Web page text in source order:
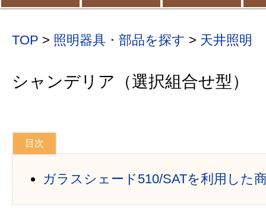
TOP > 照明器具・部品を探す > 天井照明
シャンデリア（選択組合せ型）
ガラスシェード510/SATを利用した